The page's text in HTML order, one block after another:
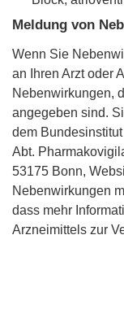
Meldung von
Wenn Sie
an Ihren Arzt oder
Nebenwirkungen,
angegeben sind.
dem
Abt.
53175 Bonn,
Nebenwirkungen
dass mehr
Arzneimittels zur